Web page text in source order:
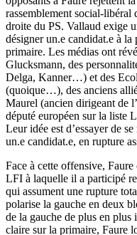
rassemblement social-libéral
droite du PS. Vallaud exige
désigner un.e candidat.e à la
primaire. Les médias ont
Glucksmann, des
Delga, Kanner…) et des
(quoique…), des anciens
Maurel (ancien dirigeant de
député européen sur la liste
Leur idée est d’essayer de
un.e candidat.e, en rupture
Face à cette offensive,
LFI à laquelle il a participé
qui assument une rupture
polarise la gauche en deux
de la gauche de plus en
claire sur la primaire, Faure